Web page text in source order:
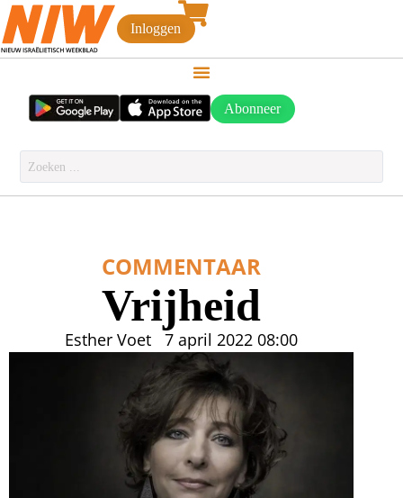
Inloggen
Abonneer
COMMENTAAR
Vrijheid
Esther Voet 7 april 2022 08:00